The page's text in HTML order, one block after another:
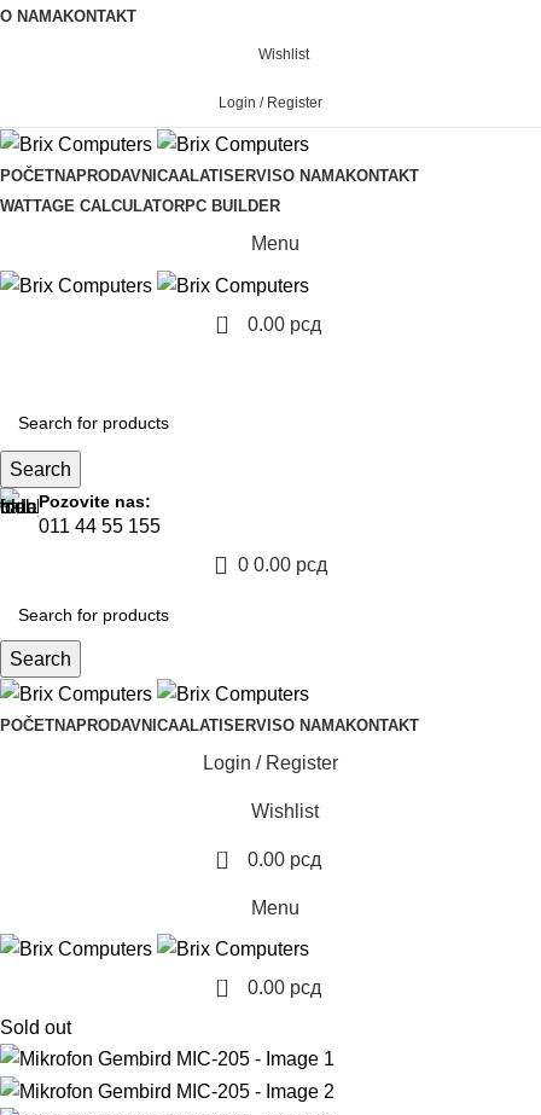
O NAMAKONTAKT
Wishlist
Login / Register
POČETNAPRODAVNICAALATI SERVISO NAMAKONTAKT
WATTAGE CALCULATORPC BUILDER
Menu
0 0.00 рсд
Search
Pozovite nas:
011 44 55 155
0 0.00 рсд
Search
POČETNAPRODAVNICAALATI SERVISO NAMAKONTAKT
Login / Register
Wishlist
0 0.00 рсд
Menu
0 0.00 рсд
Sold out